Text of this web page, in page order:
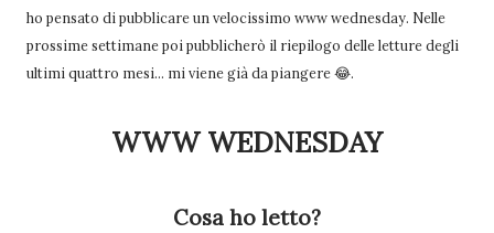
ho pensato di pubblicare un velocissimo www wednesday. Nelle
prossime settimane poi pubblicherò il riepilogo delle letture degli
ultimi quattro mesi... mi viene già da piangere 😂.
WWW WEDNESDAY
Cosa ho letto?